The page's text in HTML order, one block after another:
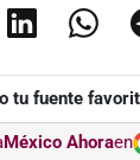
tu fuente
México Ahoraen